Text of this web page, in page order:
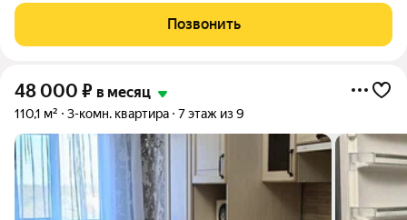
Строительный институт, Университет правосудия, все рядом!
Пешая доступность к кафе, магазинам
Позвонить
48 000 ₽ в месяц
110,1 м² 3-комн. квартира 7 этаж из 9